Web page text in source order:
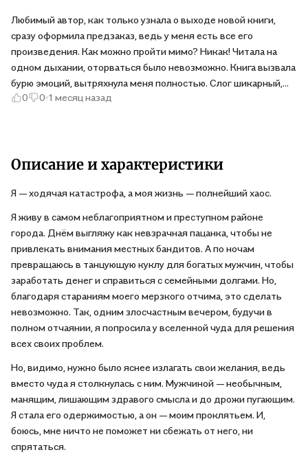
Любимый автор, как только узнала о выходе новой книги,
сразу оформила предзаказ, ведь у меня есть все его
произведения. Как можно пройти мимо? Никак! Читала на
одном дыхании, оторваться было невозможно. Книга вызвала
бурю эмоций, вытряхнула меня полностью. Слог шикарный,
лёгкий и простой, читать одно удовольствие. Огромная
0 0 1 месяц назад
Описание и характеристики
Я — ходячая катастрофа, а моя жизнь — полнейший хаос.
Я живу в самом неблагоприятном и преступном районе
города. Днём выгляжу как невзрачная пацанка, чтобы не
привлекать внимания местных бандитов. А по ночам
превращаюсь в танцующую куклу для богатых мужчин, чтобы
заработать денег и справиться с семейными долгами. Но,
благодаря стараниям моего мерзкого отчима, это сделать
невозможно. Так, одним злосчастным вечером, будучи в
полном отчаянии, я попросила у вселенной чуда для решения
всех своих проблем.
Но, видимо, нужно было яснее излагать свои желания, ведь
вместо чуда я столкнулась с ним. Мужчиной — необычным,
манящим, лишающим здравого смысла и до дрожи пугающим.
Я стала его одержимостью, а он — моим проклятьем. И,
боюсь, мне ничто не поможет ни сбежать от него, ни
спрятаться.